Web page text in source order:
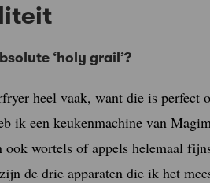
‘holy grail’?
heel vaak, want die is perfect
ik een keukenmachine van
wortels of appels helemaal
de drie apparaten die ik het